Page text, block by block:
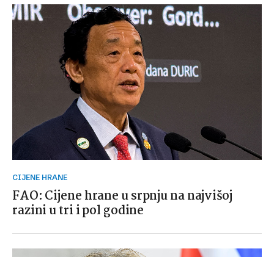
CIJENE HRANE
FAO: Cijene hrane u srpnju na najvišoj
razini u tri i pol godine